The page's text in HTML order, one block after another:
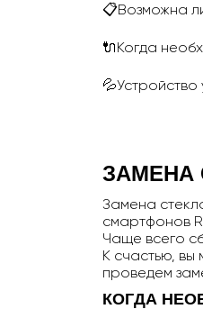
📋Возможна
🔌Когда
💦Устройство
ЗАМЕНА
Замена
смартфонов
Чаще всего
К счастью, вы
проведем
КОГДА